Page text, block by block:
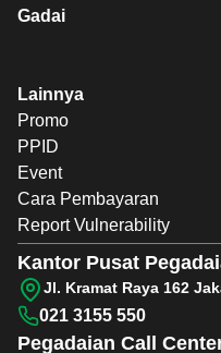
Gadai
Lainnya
Promo
PPID
Event
Cara Pembayaran
Report Vulnerability
Pegadaian Call
Kantor Pusat
Jl. Kramat Raya 162
021 3155 550